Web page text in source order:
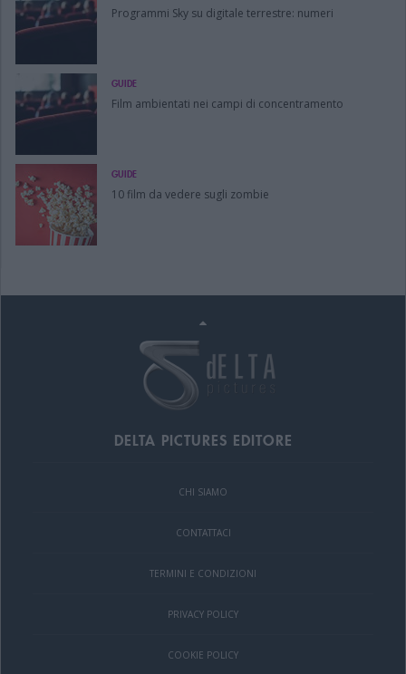
Programmi Sky su digitale terrestre: numeri
GUIDE
Film ambientati nei campi di concentramento
GUIDE
10 film da vedere sugli zombie
DELTA PICTURES EDITORE
CHI SIAMO
CONTATTACI
TERMINI E CONDIZIONI
PRIVACY POLICY
COOKIE POLICY